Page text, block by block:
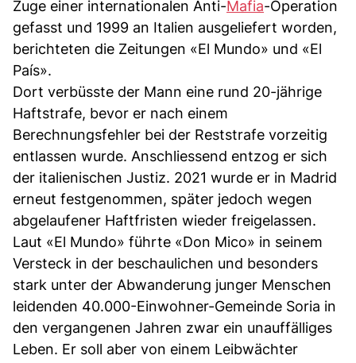
Zuge einer internationalen Anti-Mafia-Operation
gefasst und 1999 an Italien ausgeliefert worden,
berichteten die Zeitungen «El Mundo» und «El
País».
Dort verbüsste der Mann eine rund 20-jährige
Haftstrafe, bevor er nach einem
Berechnungsfehler bei der Reststrafe vorzeitig
entlassen wurde. Anschliessend entzog er sich
der italienischen Justiz. 2021 wurde er in Madrid
erneut festgenommen, später jedoch wegen
abgelaufener Haftfristen wieder freigelassen.
Laut «El Mundo» führte «Don Mico» in seinem
Versteck in der beschaulichen und besonders
stark unter der Abwanderung junger Menschen
leidenden 40.000-Einwohner-Gemeinde Soria in
den vergangenen Jahren zwar ein unauffälliges
Leben. Er soll aber von einem Leibwächter